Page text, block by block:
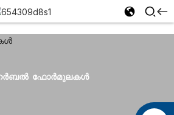
ഫോർമുലകൾ